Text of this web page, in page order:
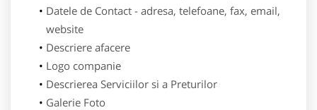
Datele de Contact - adresa, telefoane, fax, email,
website
Descriere afacere
Logo companie
Descrierea Serviciilor si a Preturilor
Galerie Foto